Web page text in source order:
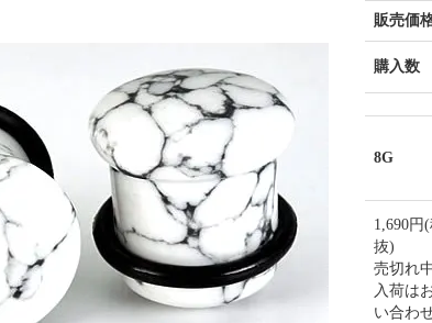
販売価
購入数
8G
1,690円
抜)
売切れ
入荷は
い合わ